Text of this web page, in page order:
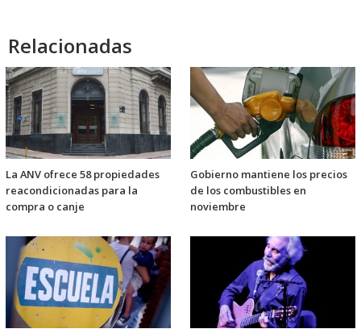
Relacionadas
La ANV ofrece 58 propiedades
reacondicionadas para la
compra o canje
Gobierno mantiene los precios
de los combustibles en
noviembre